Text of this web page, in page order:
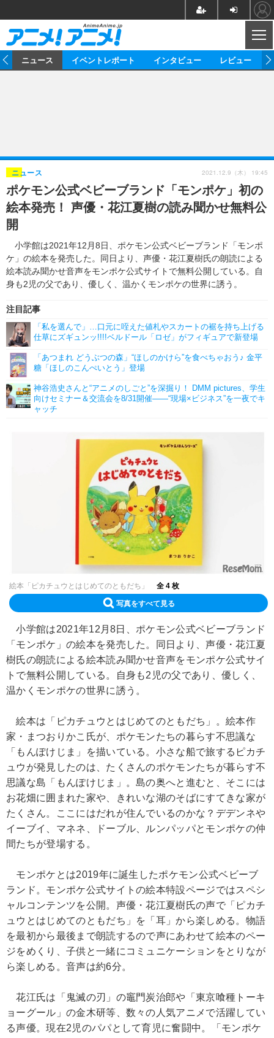
ゲーム グッズ
イベント 海外
海外イベント ビジネス
俳優・タレント アーティスト
ビジネス
アニメ 実写
書評 イベント
ゲーム 座談会
動画
アニメ！アニメ！TV ABEMA Cafe
ニュース イベントレポート インタビュー レビュー
ポケモン公式ベビーブランド「モンポケ」初の
絵本発売！ 声優・花江夏樹の読み聞かせ無料公
開
小学館は2021年12月8日、ポケモン公式ベビーブランド「モンポ
ケ」の絵本を発売した。同日より、声優・花江夏樹氏の朗読による
絵本読み聞かせ音声をモンポケ公式サイトで無料公開している。自
身も2児の父であり、優しく、温かくモンポケの世界に誘う。
ニュース
注目記事
「私を選んで」…口元に咥えた値札やスカートの裾を持ち上げる
仕草にズギュンッ!!!!ベルドール「ロゼ」がフィギュアで新登場
「あつまれ どうぶつの森」“ほしのかけら”を食べちゃおう♪ 金平
糖「ほしのこんぺいとう」登場
神谷浩史さんと“アニメのしごと”を深掘り！ DMM pictures、学生
向けセミナー＆交流会を8/31開催――“現場×ビジネス”を一夜でキ
ャッチ
2021.12.9（木） 19:45
絵本「ピカチュウとはじめてのともだち」 全 4 枚
写真をすべて見る
小学館は2021年12月8日、ポケモン公式ベビーブランド
「モンポケ」の絵本を発売した。同日より、声優・花江夏
樹氏の朗読による絵本読み聞かせ音声をモンポケ公式サイ
トで無料公開している。自身も2児の父であり、優しく、
温かくモンポケの世界に誘う。
絵本は「ピカチュウとはじめてのともだち」。絵本作
家・まつおりかこ氏が、ポケモンたちの暮らす不思議な
「もんぽけじま」を描いている。小さな船で旅するピカチ
ュウが発見したのは、たくさんのポケモンたちが暮らす不
思議な島「もんぽけじま」。島の奥へと進むと、そこには
お花畑に囲まれた家や、きれいな湖のそばにすてきな家が
たくさん。ここにはだれが住んでいるのかな？デデンネや
イーブイ、マネネ、ドーブル、ルンパッパとモンポケの仲
間たちが登場する。
モンポケとは2019年に誕生したポケモン公式ベビーブ
ランド。モンポケ公式サイトの絵本特設ページではスペシ
ャルコンテンツを公開。声優・花江夏樹氏の声で「ピカチ
ュウとはじめてのともだち」を「耳」から楽しめる。物語
を最初から最後まで朗読するので声にあわせて絵本のペー
ジをめくり、子供と一緒にコミュニケーションをとりなが
ら楽しめる。音声は約6分。
花江氏は「鬼滅の刃」の竈門炭治郎や「東京喰種トーキ
ョーグール」の金木研等、数々の人気アニメで活躍してい
る声優。現在2児のパパとして育児に奮闘中。「モンポケ